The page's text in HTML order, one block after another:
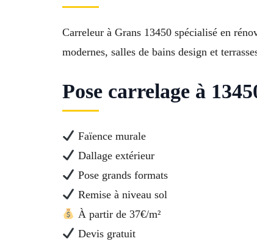
Carreleur à Grans 13450 spécialisé en
modernes, salles de bains design et
Pose carrelage à
Faïence murale
Dallage extérieur
Pose grands formats
Remise à niveau sol
À partir de 37€/m²
Devis gratuit